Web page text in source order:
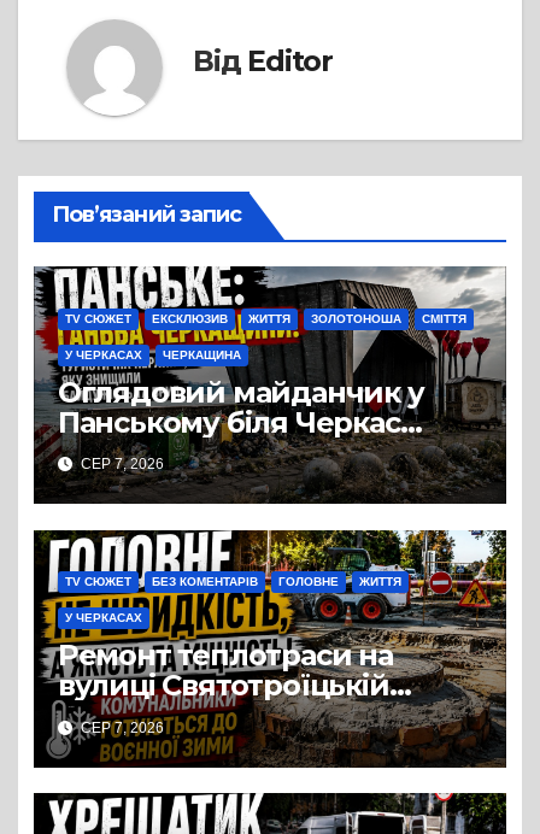
Від Editor
Пов’язаний запис
TV СЮЖЕТ ЕКСКЛЮЗИВ ЖИТТЯ ЗОЛОТОНОША СМІТТЯ
У ЧЕРКАСАХ ЧЕРКАЩИНА
Оглядовий майданчик у
Панському біля Черкас
перетворився на занедбане
сміттєзвалище
СЕР 7, 2026
TV СЮЖЕТ БЕЗ КОМЕНТАРІВ ГОЛОВНЕ ЖИТТЯ
У ЧЕРКАСАХ
Ремонт теплотраси на
вулиці Святотроїцькій
затягнувся порівняно із
запланованими термінами.
Вулицю досі не відкрили
для руху
СЕР 7, 2026